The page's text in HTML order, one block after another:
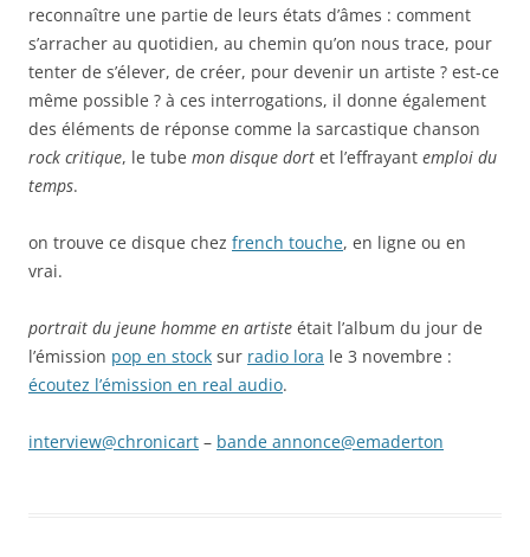
reconnaître une partie de leurs états d’âmes : comment
s’arracher au quotidien, au chemin qu’on nous trace, pour
tenter de s’élever, de créer, pour devenir un artiste ? est-ce
même possible ? à ces interrogations, il donne également
des éléments de réponse comme la sarcastique chanson
rock critique, le tube mon disque dort et l’effrayant emploi du
temps.
on trouve ce disque chez french touche, en ligne ou en
vrai.
portrait du jeune homme en artiste était l’album du jour de
l’émission pop en stock sur radio lora le 3 novembre :
écoutez l’émission en real audio.
interview@chronicart – bande annonce@emaderton